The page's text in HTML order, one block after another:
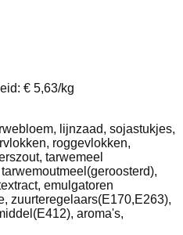
€ 5,63/kg
lijnzaad, sojastukjes,
roggevlokken,
tarwemeel
emulgatoren
zuurteregelaars(E170,E263),
aroma's,